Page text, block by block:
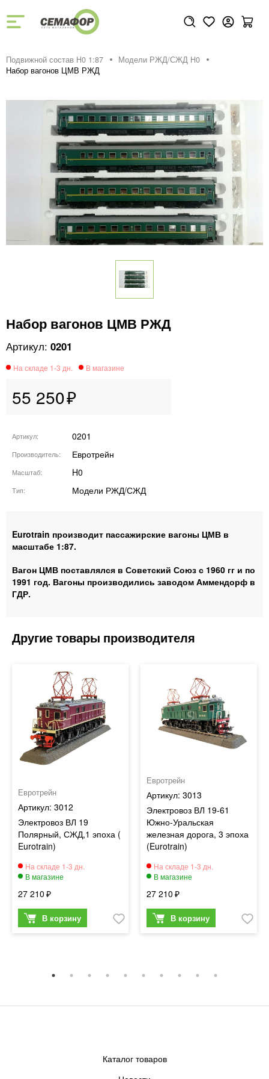
Подвижной состав H0 1:87
Модели РЖД/СЖД H0
Набор вагонов ЦМВ РЖД
Набор вагонов ЦМВ РЖД
0201
55 250
Артикул 0201
Производитель Евротрейн
Масштаб H0
Тип Модели РЖД/СЖД
Eurotrain производит пассажирские вагоны ЦМВ в
масштабе 1:87.
Вагон ЦМВ поставлялся в Советский Союз с 1960 гг и по
1991 год. Вагоны производились заводом Аммендорф в
ГДР.
Евротрейн
3012
Электровоз ВЛ 19
Полярный, СЖД,1 эпоха (
Eurotrain)
27 210
Евротрейн
3013
Электровоз ВЛ 19-61
Южно-Уральская
железная дорога, 3 эпоха
(Eurotrain)
27 210
Каталог товаров